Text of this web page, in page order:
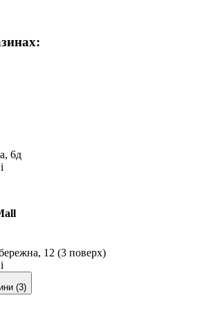
6д
12 (3 поверх)
(3)